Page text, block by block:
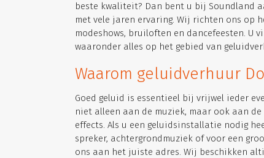
beste kwaliteit? Dan bent u bij Soundland
met vele jaren ervaring. Wij richten ons op
modeshows, bruiloften en dancefeesten. U
waaronder alles op het gebied van
Waarom geluidverhuur
Goed geluid is essentieel bij vrijwel ieder
niet alleen aan de muziek, maar ook aan
effects. Als u een geluidsinstallatie nodig
spreker, achtergrondmuziek of voor een
ons aan het juiste adres. Wij beschikken